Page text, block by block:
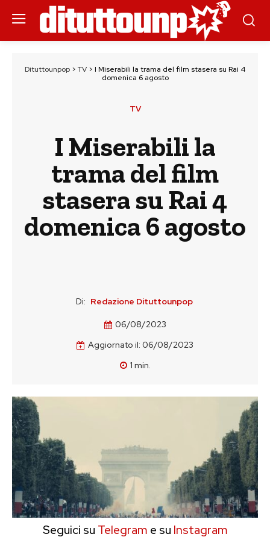
Dituttounpop > TV > I Miserabili la trama del film stasera su Rai 4
domenica 6 agosto
TV
I Miserabili la
trama del film
stasera su Rai 4
domenica 6 agosto
Di: Redazione Dituttounpop
06/08/2023
Aggiornato il: 06/08/2023
1 min.
Seguici su Telegram e su Instagram